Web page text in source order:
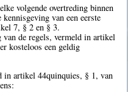
volgende overtreding binnen
van een eerste
7, § 2 en § 3.
de regels, vermeld in artikel
kosteloos een geldig
in artikel 44quinquies, § 1, van